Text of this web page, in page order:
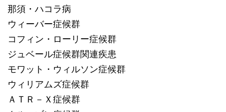
那須・ハコラ病
ウィーバー症候群
コフィン・ローリー症候群
ジュベール症候群関連疾患
モワット・ウィルソン症候群
ウィリアムズ症候群
ＡＴＲ－Ｘ症候群